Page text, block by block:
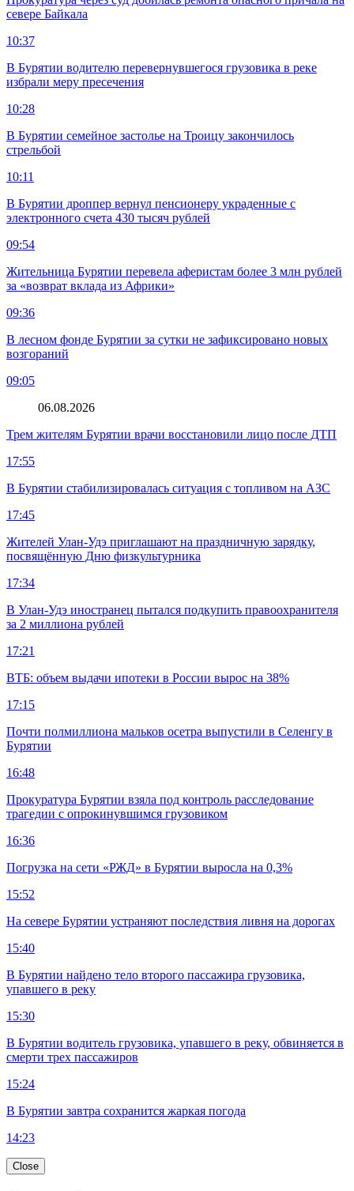
севере Байкала
10:37
В Бурятии водителю перевернувшегося грузовика в реке
избрали меру пресечения
10:28
В Бурятии семейное застолье на Троицу закончилось
стрельбой
10:11
В Бурятии дроппер вернул пенсионеру украденные с
электронного счета 430 тысяч рублей
09:54
Жительница Бурятии перевела аферистам более 3 млн рублей
за «возврат вклада из Африки»
09:36
В лесном фонде Бурятии за сутки не зафиксировано новых
возгораний
09:05
06.08.2026
Трем жителям Бурятии врачи восстановили лицо после ДТП
17:55
В Бурятии стабилизировалась ситуация с топливом на АЗС
17:45
Жителей Улан-Удэ приглашают на праздничную зарядку,
посвящённую Дню физкультурника
17:34
В Улан-Удэ иностранец пытался подкупить правоохранителя
за 2 миллиона рублей
17:21
ВТБ: объем выдачи ипотеки в России вырос на 38%
17:15
Почти полмиллиона мальков осетра выпустили в Селенгу в
Бурятии
16:48
Прокуратура Бурятии взяла под контроль расследование
трагедии с опрокинувшимся грузовиком
16:36
Погрузка на сети «РЖД» в Бурятии выросла на 0,3%
15:52
На севере Бурятии устраняют последствия ливня на дорогах
15:40
В Бурятии найдено тело второго пассажира грузовика,
упавшего в реку
15:30
В Бурятии водитель грузовика, упавшего в реку, обвиняется в
смерти трех пассажиров
15:24
В Бурятии завтра сохранится жаркая погода
14:23
Close